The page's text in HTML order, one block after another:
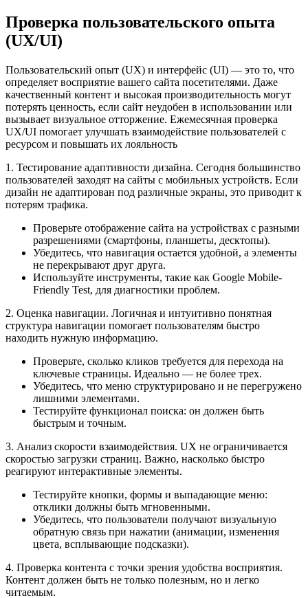
Проверка пользовательского опыта
(UX/UI)
Пользовательский опыт (UX) и интерфейс (UI) — это то, что
определяет восприятие вашего сайта посетителями. Даже
качественный контент и высокая производительность могут
потерять ценность, если сайт неудобен в использовании или
вызывает визуальное отторжение. Ежемесячная проверка
UX/UI помогает улучшать взаимодействие пользователей с
ресурсом и повышать их лояльность
1. Тестирование адаптивности дизайна. Сегодня большинство
пользователей заходят на сайты с мобильных устройств. Если
дизайн не адаптирован под различные экраны, это приводит к
потерям трафика.
Проверьте отображение сайта на устройствах с разными
разрешениями (смартфоны, планшеты, десктопы).
Убедитесь, что навигация остается удобной, а элементы
не перекрывают друг друга.
Используйте инструменты, такие как Google Mobile-
Friendly Test, для диагностики проблем.
2. Оценка навигации. Логичная и интуитивно понятная
структура навигации помогает пользователям быстро
находить нужную информацию.
Проверьте, сколько кликов требуется для перехода на
ключевые страницы. Идеально — не более трех.
Убедитесь, что меню структурировано и не перегружено
лишними элементами.
Тестируйте функционал поиска: он должен быть
быстрым и точным.
3. Анализ скорости взаимодействия. UX не ограничивается
скоростью загрузки страниц. Важно, насколько быстро
реагируют интерактивные элементы.
Тестируйте кнопки, формы и выпадающие меню:
отклики должны быть мгновенными.
Убедитесь, что пользователи получают визуальную
обратную связь при нажатии (анимации, изменения
цвета, всплывающие подсказки).
4. Проверка контента с точки зрения удобства восприятия.
Контент должен быть не только полезным, но и легко
читаемым.